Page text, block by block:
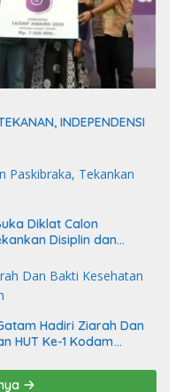
INDEPENDENSI
Diklat Calon
Disiplin dan
Hadiri Ziarah Dan
HUT Ke-1 Kodam